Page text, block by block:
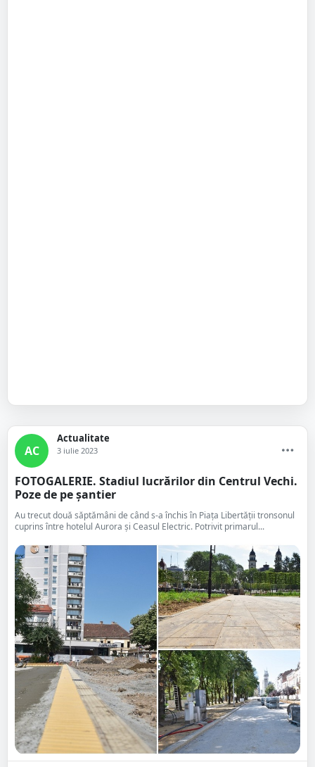
AC
Actualitate
3 iulie 2023
FOTOGALERIE. Stadiul lucrărilor din Centrul Vechi.
Poze de pe șantier
Au trecut două săptămâni de când s-a închis în Piața Libertății tronsonul
cuprins între hotelul Aurora și Ceasul Electric. Potrivit primarul...